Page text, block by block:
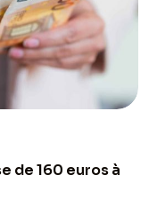
de 160 euros à